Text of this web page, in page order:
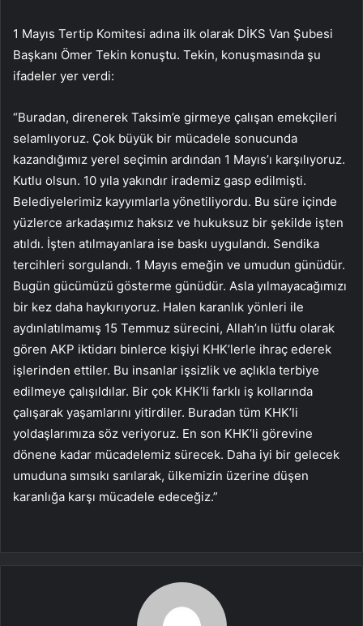
1 Mayıs Tertip Komitesi adına ilk olarak DİKS Van Şubesi
Başkanı Ömer Tekin konuştu. Tekin, konuşmasında şu
ifadeler yer verdi:
“Buradan, direnerek Taksim’e girmeye çalışan emekçileri
selamlıyoruz. Çok büyük bir mücadele sonucunda
kazandığımız yerel seçimin ardından 1 Mayıs’ı karşılıyoruz.
Kutlu olsun. 10 yıla yakındır irademiz gasp edilmişti.
Belediyelerimiz kayyımlarla yönetiliyordu. Bu süre içinde
yüzlerce arkadaşımız haksız ve hukuksuz bir şekilde işten
atıldı. İşten atılmayanlara ise baskı uygulandı. Sendika
tercihleri sorgulandı. 1 Mayıs emeğin ve umudun günüdür.
Bugün gücümüzü gösterme günüdür. Asla yılmayacağımızı
bir kez daha haykırıyoruz. Halen karanlık yönleri ile
aydınlatılmamış 15 Temmuz sürecini, Allah’ın lütfu olarak
gören AKP iktidarı binlerce kişiyi KHK’lerle ihraç ederek
işlerinden ettiler. Bu insanlar işsizlik ve açlıkla terbiye
edilmeye çalışıldılar. Bir çok KHK’li farklı iş kollarında
çalışarak yaşamlarını yitirdiler. Buradan tüm KHK’li
yoldaşlarımıza söz veriyoruz. En son KHK’li görevine
dönene kadar mücadelemiz sürecek. Daha iyi bir gelecek
umuduna sımsıkı sarılarak, ülkemizin üzerine düşen
karanlığa karşı mücadele edeceğiz.”